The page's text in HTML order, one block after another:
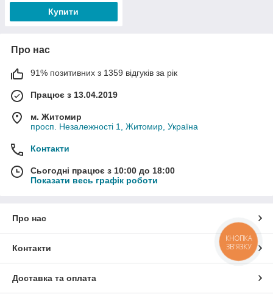
Купити
Про нас
91% позитивних з 1359 відгуків за рік
Працює з 13.04.2019
м. Житомир
просп. Незалежності 1, Житомир, Україна
Контакти
Сьогодні працює з 10:00 до 18:00
Показати весь графік роботи
Про нас
Контакти
Доставка та оплата
КНОПКА
ЗВ'ЯЗКУ